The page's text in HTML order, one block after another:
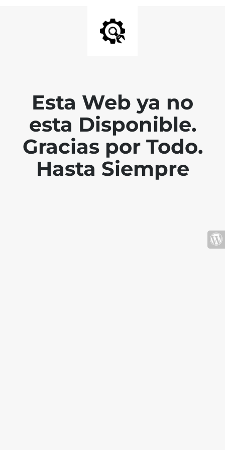
Esta Web ya no
esta Disponible.
Gracias por Todo.
Hasta Siempre